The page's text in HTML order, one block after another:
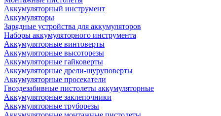
Аккумуляторный инструмент
Аккумуляторы
Зарядные устройства для аккумуляторов
Наборы аккумуляторного инструмента
Аккумуляторные винтоверты
Аккумуляторные высоторезы
Аккумуляторные гайковерты
Аккумуляторные дрели-шуруповерты
Аккумуляторные просекатели
Гвоздезабивные пистолеты аккумуляторные
Аккумуляторные заклепочники
Аккумуляторные труборезы